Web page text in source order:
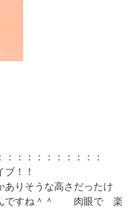
：：：：：：：：：
！！
りそうな高さだったけ
ですね＾＾ 肉眼で 楽